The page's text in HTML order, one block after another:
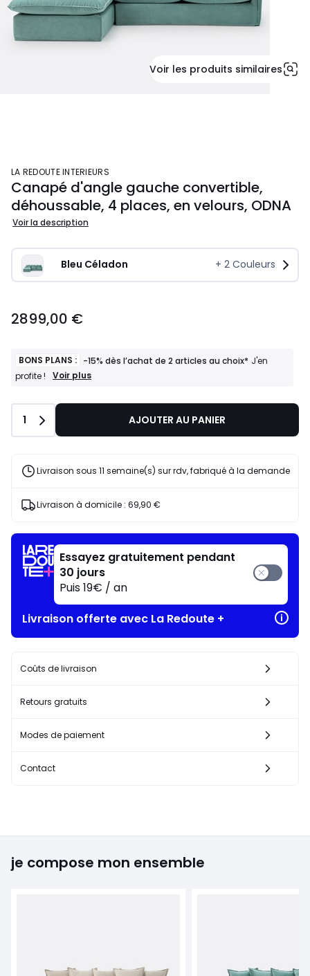
Voir les produits similaires
LA REDOUTE INTERIEURS
Canapé d'angle gauche convertible,
déhoussable, 4 places, en velours, ODNA
Voir la description
Bleu Céladon + 2 Couleurs
2899,00 €
BONS PLANS : -15% dès l’achat de 2 articles au choix* J'en
profite !
BONS
-15%
l’achat
articles
J'en
Voir plus
Quantité
1 AJOUTER AU PANIER
Livraison sous 11 semaine(s) sur rdv, fabriqué à la demande
Livraison à domicile : 69,90 €
Essayez gratuitement pendant
30 jours
Puis 19€ / an
Livraison offerte avec La Redoute +
Coûts de livraison
Retours gratuits
Modes de paiement
Contact
je compose mon ensemble